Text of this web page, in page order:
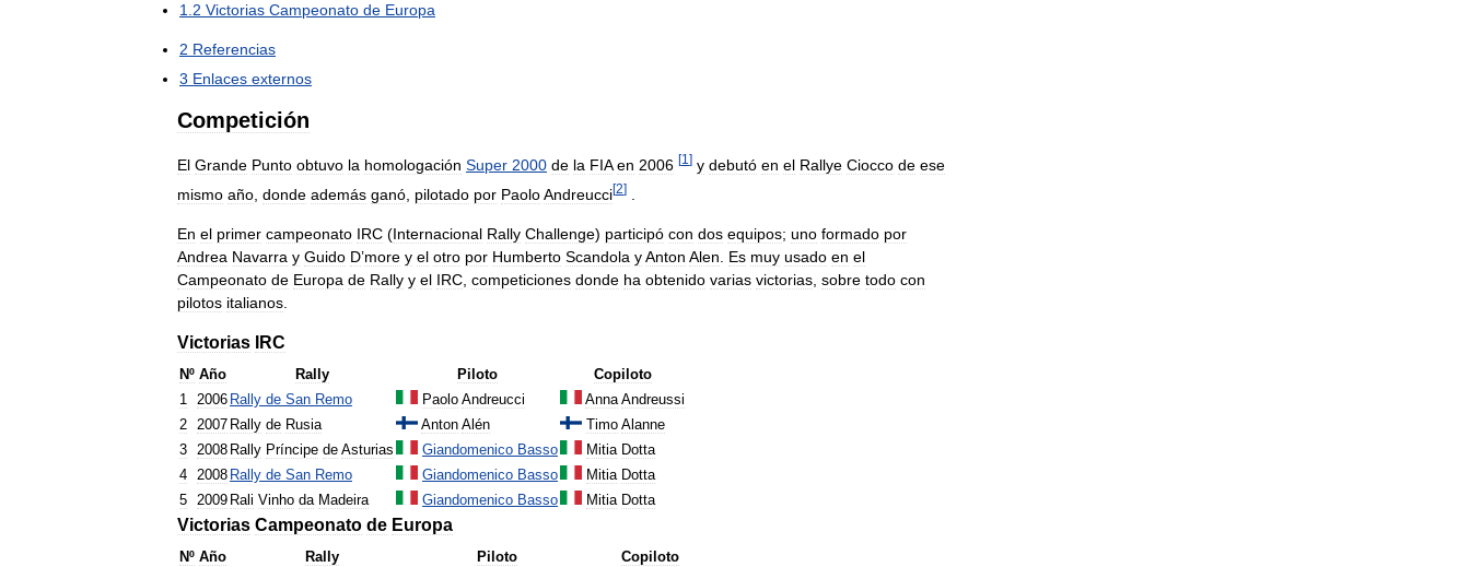
1.2 Victorias Campeonato de Europa
2 Referencias
3 Enlaces externos
Competición
El Grande Punto obtuvo la homologación Super 2000 de la FIA en 2006 [1 ] y debutó en el Rallye Ciocco de ese
mismo año donde además ganó pilotado por PaoloAndreucci[2]
En el primer campeonato IRC (Internacional Rally Challenge) participó con dos equipos; uno formado por
Andrea Navarra y Guido D’more y el otro por Humberto Scandola yAnton Alen Es muy usado en el
Campeonato de Europa de Rally y el IRC competiciones donde ha obtenido varias victorias sobre todo con
pilotos italianos
Victorias IRC
Nº Año Rally Piloto
Copiloto
1
2006 Rally de San Remo Paolo Andreucci Anna Andreussi
2
2007 Rally de Rusia Anton Alén Timo Alanne
3
2008 Rally Príncipe de Asturias Giandomenico Basso Mitia Dotta
4
2008 Rally de San Remo Giandomenico Basso Mitia Dotta
5
2009 Rali Vinho da Madeira Giandomenico Basso Mitia Dotta
Victorias Campeonato de Europa
Nº Año Rally Piloto
Copiloto